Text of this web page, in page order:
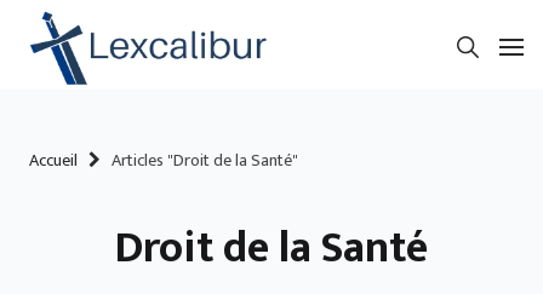
Accueil Articles "Droit de la Santé"
Droit de la Santé